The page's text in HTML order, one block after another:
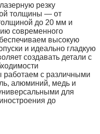
резку
толщины — от
до 20 мм и
современного
высокую
и идеально гладкую
создавать детали с
работаем с различными
алюминий, медь и
для
до